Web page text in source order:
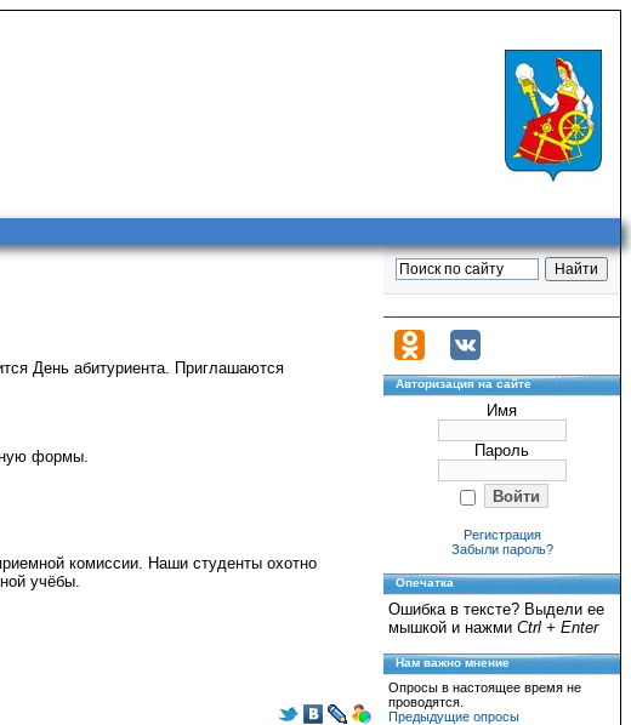
День абитуриента. Приглашаются
формы.
комиссии. Наши студенты охотно
учёбы.
Авторизация на сайте
Имя
Пароль
Регистрация
Забыли пароль?
Опечатка
Ошибка в тексте? Выдели ее
мышкой и нажми Ctrl + Enter
Нам важно мнение
Опросы в настоящее время не
проводятся.
Предыдущие опросы